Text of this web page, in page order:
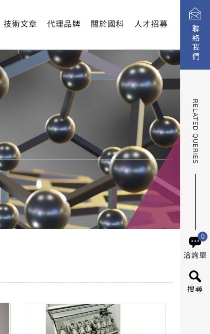
聯絡我們
RELATED QUERIES
0
洽詢單
搜尋
技術文章 代理品牌 關於國科 人才招募